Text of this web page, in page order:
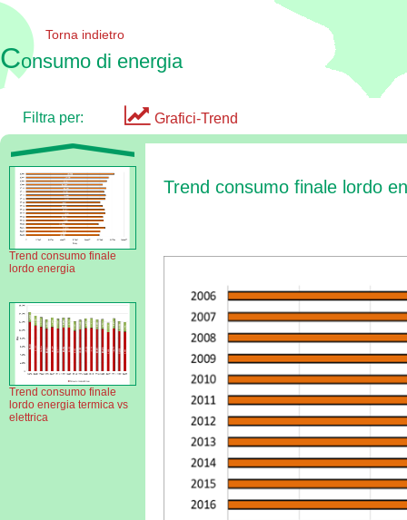
Torna indietro
Consumo di energia
Filtra per: Grafici-Trend
Trend consumo finale
lordo energia
Trend consumo finale
lordo energia termica vs
elettrica
Scarica
Trend consumo finale lordo